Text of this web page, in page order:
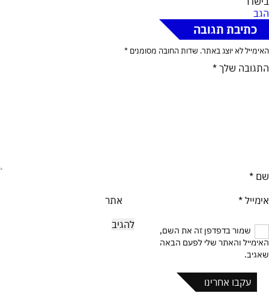
הגב
כתיבת תגובה
האימייל לא יוצג באתר. שדות החובה מסומנים *
התגובה שלך *
שם *
אימייל * אתר
שמור בדפדפן זה את השם,
האימייל והאתר שלי לפעם הבאה
שאגיב.
עקבו אחרינו